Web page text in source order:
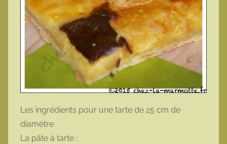
Les ingrédients pour une tarte de 25 cm de
diamètre
La pâte à tarte :